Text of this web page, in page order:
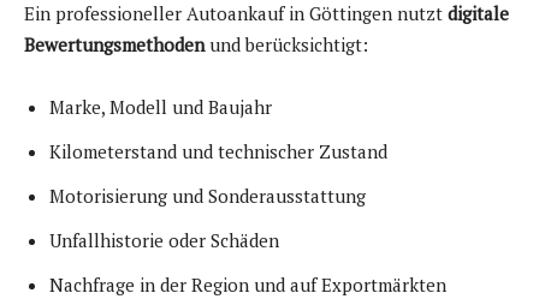
Ein professioneller Autoankauf in Göttingen nutzt digitale
Bewertungsmethodenund berücksichtigt:
Marke, Modell und Baujahr
Kilometerstand und technischer Zustand
Motorisierung und Sonderausstattung
Unfallhistorie oder Schäden
Nachfrage in der Region und auf Exportmärkten